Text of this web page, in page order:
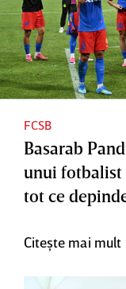
FCSB
Basarab
unui fotbalist
tot ce
Citește mai mult